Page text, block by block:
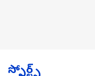
స్పోర్ట్స్